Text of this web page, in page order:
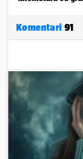
Komentari 91